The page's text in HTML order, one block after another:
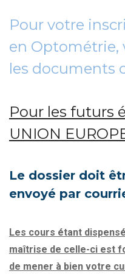
Pour votre
en Optométrie,
les documents
Pour les futurs
UNION
Le dossier doit
envoyé par
Les cours étant
maîtrise de celle-ci est
de mener à bien votre